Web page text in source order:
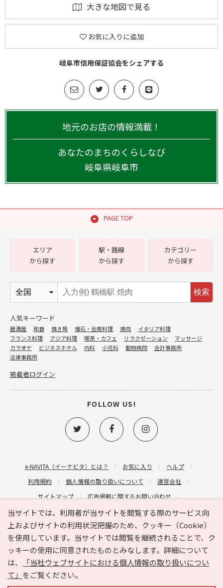
大きな地図で見る
お気に入りに追加
岐阜市信用保証協会をシェアする
地元のお店の情報満載！
あなたのまちのくらしなび
岐阜県岐阜市
PAGE TOP
当サイトでは、利用者が当サイトを閲覧する際のサービス向
上およびサイトの利用状況把握のため、クッキー（Cookie）
を使用しています。当サイトでは閲覧を継続されることで、ク
ッキーの使用に同意されたものとみなします。詳細について
は、
「当社ウェブサイトにおける個人情報の取り扱いについ
て」 をご覧ください。
e-NAVITA（イーナビタ）とは？ お気に入り
ヘルプ
利用規約
個人情報の取り扱いについて
運営会社
サイトマップ
広告掲載に関するお問い合わせ
サイトの内容に関するお問い合わせ
エリア
から探す
駅・路線
から探す
カテゴリー
から探す
検索
人気キーワード
居酒屋 和食 焼き鳥 懐石・会席料理 焼肉
イタリア料理
フランス料理
アジア料理 喫茶・カフェ リラクゼーション
マッサージ
カラオケ
ビジネスホテル 内科 小児科 動物病院
会計事務所
法律事務所
掲載者ログイン
FOLLOW US!
Copyright © HYOJITO.Co.,Ltd. All Rights Reserved.